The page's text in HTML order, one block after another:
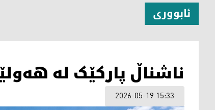
ئابووری
ناشناڵ پارکێک لە
2026-05-19 15:33